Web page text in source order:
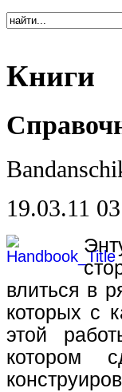
Книги
19.03.11
влиться в
которых с
этой
котором